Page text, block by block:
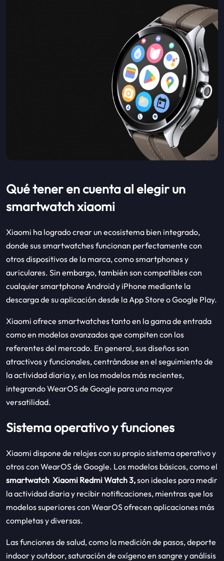
Qué tener en cuenta al elegir un
smartwatch xiaomi
Xiaomi ha logrado crear un ecosistema bien integrado,
donde sus smartwatches funcionan perfectamente con
otros dispositivos de la marca, como smartphones y
auriculares. Sin embargo, también son compatibles con
cualquier smartphone Android y iPhone mediante la
descarga de su aplicación desde la App Store o Google Play.
Xiaomi ofrece smartwatches tanto en la gama de entrada
como en modelos avanzados que compiten con los
referentes del mercado. En general, sus diseños son
atractivos y funcionales, centrándose en el seguimiento de
la actividad diaria y, en los modelos más recientes,
integrando WearOS de Google para una mayor
versatilidad.
Sistema operativo y funciones
Xiaomi dispone de relojes con su propio sistema operativo y
otros con WearOS de Google. Los modelos básicos, como el
smartwatch Xiaomi Redmi Watch 3,son ideales para medir
la actividad diaria y recibir notificaciones, mientras que los
modelos superiores con WearOS ofrecen aplicaciones más
completas y diversas.
Las funciones de salud, como la medición de pasos, deporte
indoor y outdoor, saturación de oxígeno en sangre y análisis